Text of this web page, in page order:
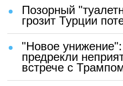
Позорный
грозит Турции
"Новое
предрекли
встрече с